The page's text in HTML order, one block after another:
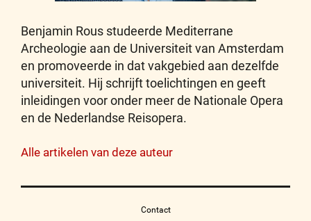
Benjamin Rous studeerde Mediterrane
Archeologie aan de Universiteit van Amsterdam
en promoveerde in dat vakgebied aan dezelfde
universiteit. Hij schrijft toelichtingen en geeft
inleidingen voor onder meer de Nationale Opera
en de Nederlandse Reisopera.
Alle artikelen van deze auteur
Contact